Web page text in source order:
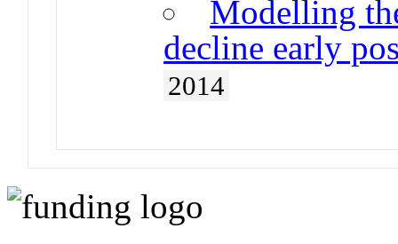
Modelling
decline early
2014